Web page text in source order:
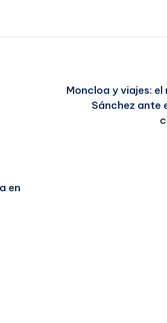
en
Moncloa y viajes: el
Sánchez ante